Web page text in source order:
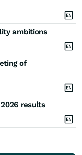
ambitions
of
results